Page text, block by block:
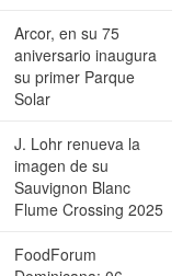
Arcor, en su 75
aniversario inaugura
su primer Parque
Solar
J. Lohr renueva la
imagen de su
Sauvignon Blanc
Flume Crossing 2025
FoodForum